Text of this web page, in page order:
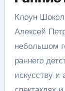
Клоун
Алексей
небольшом
раннего
искусству и